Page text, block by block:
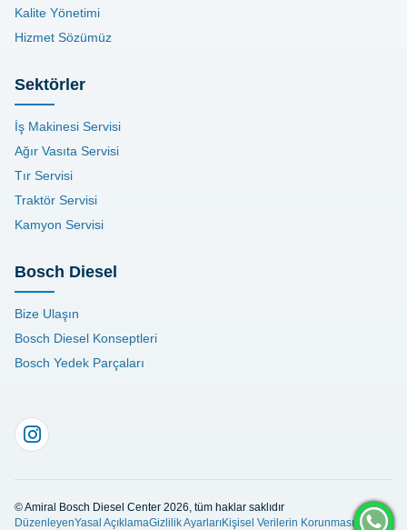
Kalite Yönetimi
Hizmet Sözümüz
Sektörler
İş Makinesi Servisi
Ağır Vasıta Servisi
Tır Servisi
Traktör Servisi
Kamyon Servisi
Bosch Diesel
Bize Ulaşın
Bosch Diesel Konseptleri
Bosch Yedek Parçaları
© Amiral Bosch Diesel Center 2026, tüm haklar saklıdır
DüzenleyenYasal AçıklamaGizlilik AyarlarıKişisel Verilerin Korunması